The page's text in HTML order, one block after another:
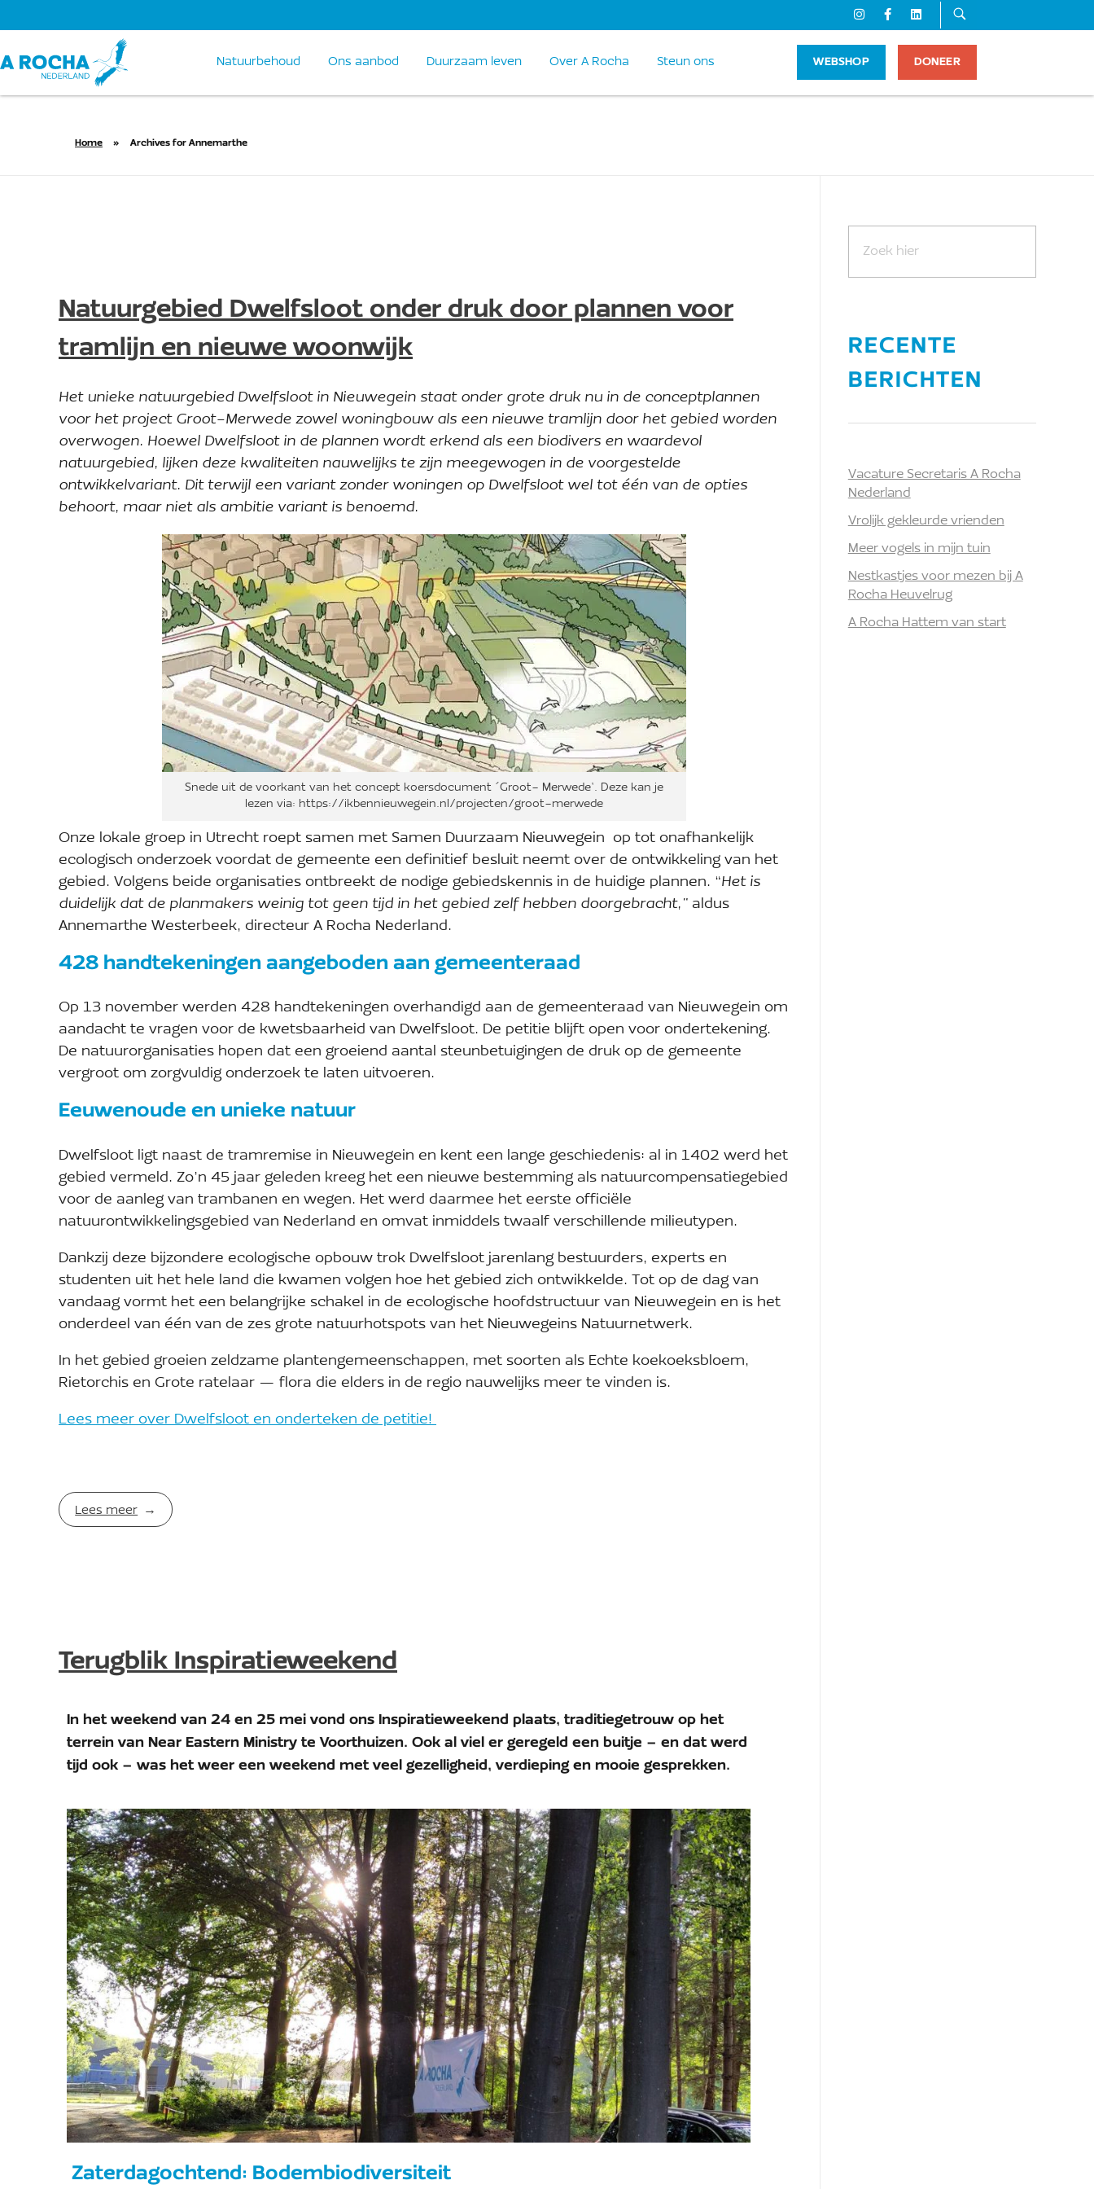
Natuurbehoud Ons aanbod Duurzaam leven Over A Rocha Steun ons WEBSHOP DONEER
Home » Archives for Annemarthe
Natuurgebied Dwelfsloot onder druk door plannen voor
tramlijn en nieuwe woonwijk
Het unieke natuurgebied Dwelfsloot in Nieuwegein staat onder grote druk nu in de conceptplannen
voor het project Groot-Merwede zowel woningbouw als een nieuwe tramlijn door het gebied worden
overwogen. Hoewel Dwelfsloot in de plannen wordt erkend als een biodivers en waardevol
natuurgebied, lijken deze kwaliteiten nauwelijks te zijn meegewogen in de voorgestelde
ontwikkelvariant. Dit terwijl een variant zonder woningen op Dwelfsloot wel tot één van de opties
behoort, maar niet als ambitie variant is benoemd.
Snede uit de voorkant van het concept koersdocument ´Groot- Merwede’. Deze kan je
lezen via: https://ikbennieuwegein.nl/projecten/groot-merwede
Onze lokale groep in Utrecht roept samen met Samen Duurzaam Nieuwegein op tot onafhankelijk
ecologisch onderzoek voordat de gemeente een definitief besluit neemt over de ontwikkeling van het
gebied. Volgens beide organisaties ontbreekt de nodige gebiedskennis in de huidige plannen. “Het is
duidelijk dat de planmakers weinig tot geen tijd in het gebied zelf hebben doorgebracht,” aldus
Annemarthe Westerbeek, directeur A Rocha Nederland.
428 handtekeningen aangeboden aan gemeenteraad
Op 13 november werden 428 handtekeningen overhandigd aan de gemeenteraad van Nieuwegein om
aandacht te vragen voor de kwetsbaarheid van Dwelfsloot. De petitie blijft open voor ondertekening.
De natuurorganisaties hopen dat een groeiend aantal steunbetuigingen de druk op de gemeente
vergroot om zorgvuldig onderzoek te laten uitvoeren.
Eeuwenoude en unieke natuur
Dwelfsloot ligt naast de tramremise in Nieuwegein en kent een lange geschiedenis: al in 1402 werd het
gebied vermeld. Zo’n 45 jaar geleden kreeg het een nieuwe bestemming als natuurcompensatiegebied
voor de aanleg van trambanen en wegen. Het werd daarmee het eerste officiële
natuurontwikkelingsgebied van Nederland en omvat inmiddels twaalf verschillende milieutypen.
Dankzij deze bijzondere ecologische opbouw trok Dwelfsloot jarenlang bestuurders, experts en
studenten uit het hele land die kwamen volgen hoe het gebied zich ontwikkelde. Tot op de dag van
vandaag vormt het een belangrijke schakel in de ecologische hoofdstructuur van Nieuwegein en is het
onderdeel van één van de zes grote natuurhotspots van het Nieuwegeins Natuurnetwerk.
In het gebied groeien zeldzame plantengemeenschappen, met soorten als Echte koekoeksbloem,
Rietorchis en Grote ratelaar — flora die elders in de regio nauwelijks meer te vinden is.
Lees meer over Dwelfsloot en onderteken de petitie!
Lees meer
Terugblik Inspiratieweekend
In het weekend van 24 en 25 mei vond ons Inspiratieweekend plaats, traditiegetrouw op het
terrein van Near Eastern Ministry te Voorthuizen. Ook al viel er geregeld een buitje – en dat werd
tijd ook – was het weer een weekend met veel gezelligheid, verdieping en mooie gesprekken.
Zaterdagochtend: Bodembiodiversiteit
RECENTE
BERICHTEN
Vacature Secretaris A Rocha
Nederland
Vrolijk gekleurde vrienden
Meer vogels in mijn tuin
Nestkastjes voor mezen bij A
Rocha Heuvelrug
A Rocha Hattem van start